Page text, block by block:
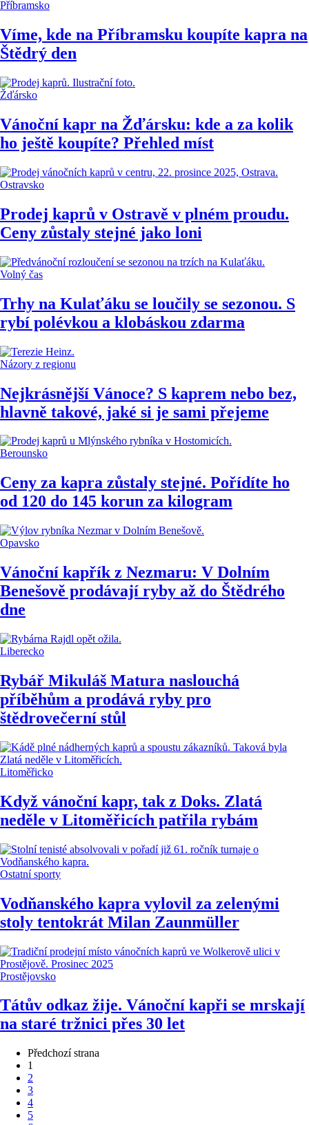
Příbramsko
Víme, kde na Příbramsku koupíte kapra na
Štědrý den
Žďársko
Vánoční kapr na Žďársku: kde a za kolik
ho ještě koupíte? Přehled míst
Ostravsko
Prodej kaprů v Ostravě v plném proudu.
Ceny zůstaly stejné jako loni
Volný čas
Trhy na Kulaťáku se loučily se sezonou. S
rybí polévkou a klobáskou zdarma
Názory z regionu
Nejkrásnější Vánoce? S kaprem nebo bez,
hlavně takové, jaké si je sami přejeme
Berounsko
Ceny za kapra zůstaly stejné. Pořídíte ho
od 120 do 145 korun za kilogram
Opavsko
Vánoční kapřík z Nezmaru: V Dolním
Benešově prodávají ryby až do Štědrého
dne
Liberecko
Rybář Mikuláš Matura naslouchá
příběhům a prodává ryby pro
štědrovečerní stůl
Litoměřicko
Když vánoční kapr, tak z Doks. Zlatá
neděle v Litoměřicích patřila rybám
Ostatní sporty
Vodňanského kapra vylovil za zelenými
stoly tentokrát Milan Zaunmüller
Prostějovsko
Tátův odkaz žije. Vánoční kapři se mrskají
na staré tržnici přes 30 let
Předchozí strana
1
2
3
4
5